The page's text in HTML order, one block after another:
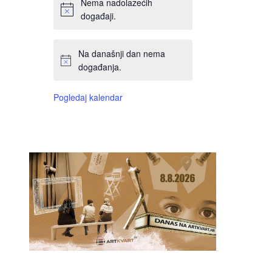
Nema nadolazećih
događaji.
Na današnji dan nema
događanja.
Pogledaj kalendar